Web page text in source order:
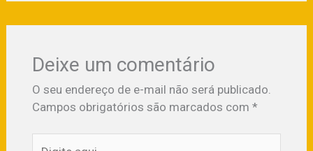
Deixe um comentário
O seu endereço de e-mail não será publicado.
Campos obrigatórios são marcados com *